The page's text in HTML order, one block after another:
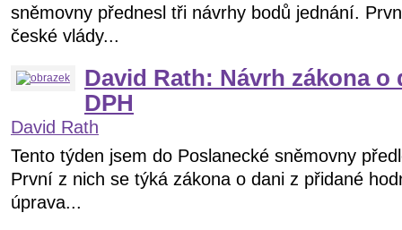
sněmovny přednesl tři návrhy bodů jednání.
české vlády...
David Rath: Návrh zákona o
DPH
David Rath
Tento týden jsem do Poslanecké sněmovny
První z nich se týká zákona o dani z přidané
úprava...